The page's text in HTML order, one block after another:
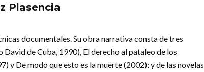
Plasencia
documentales. Su obra narrativa consta de tres
de Cuba, 1990), El derecho al pataleo de los
y De modo que esto es la muerte (2002); y de las novelas